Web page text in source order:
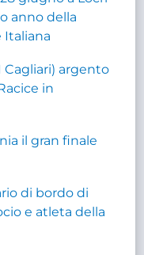
anno della
Italiana
Cagliari) argento
in
il gran finale
di bordo di
e atleta della